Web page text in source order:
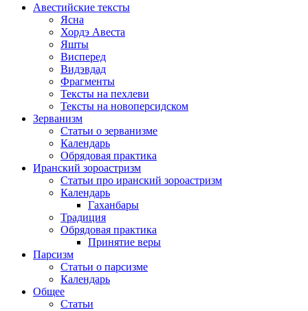
Авестийские тексты
Ясна
Хордэ Авеста
Яшты
Висперед
Видэвдад
Фрагменты
Тексты на пехлеви
Тексты на новоперсидском
Зерванизм
Статьи о зерванизме
Календарь
Обрядовая практика
Иранский зороастризм
Статьи про иранский зороастризм
Календарь
Гаханбары
Традиция
Обрядовая практика
Принятие веры
Парсизм
Статьи о парсизме
Календарь
Общее
Статьи